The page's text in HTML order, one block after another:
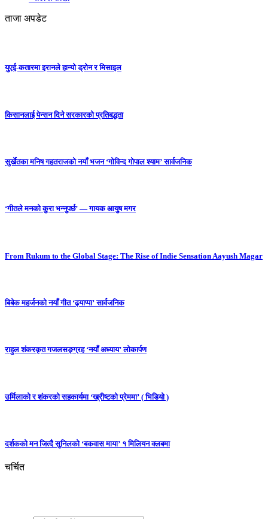
ताजा अपडेट
युएई-कतारमा इरानले हान्यो ड्रोन र मिसाइल
किसानलाई पेन्सन दिने सरकारको प्रतिबद्धता
सुर्खेतका मनिष गहतराजको नयाँ भजन ‘गोविन्द गोपाल श्याम’ सार्वजनिक
‘गीतले मनको कुरा भन्नुपर्छ’ — गायक आयुष मगर
From Rukum to the Global Stage: The Rise of Indie Sensation Aayush Magar
बिबेक महर्जनको नयाँ गीत ‘ढ्याप्पा’ सार्वजनिक
राहुल शंकरकृत गजलसङ्ग्रह ‘नयाँ अध्याय’ लोकार्पण
उर्मिलाको र शंकरको सहकार्यमा ‘ख्रीष्टको प्रेममा’ ( भिडियो )
दर्शकको मन जित्दै सुनिलको ‘बकवास माया’ १ मिलियन क्लबमा
चर्चित